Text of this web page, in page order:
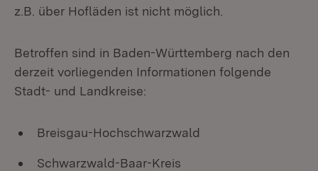
z.B. über Hofläden ist nicht möglich.
Betroffen sind in Baden-Württemberg nach den
derzeit vorliegenden Informationen folgende
Stadt- und Landkreise:
Breisgau-Hochschwarzwald
Schwarzwald-Baar-Kreis